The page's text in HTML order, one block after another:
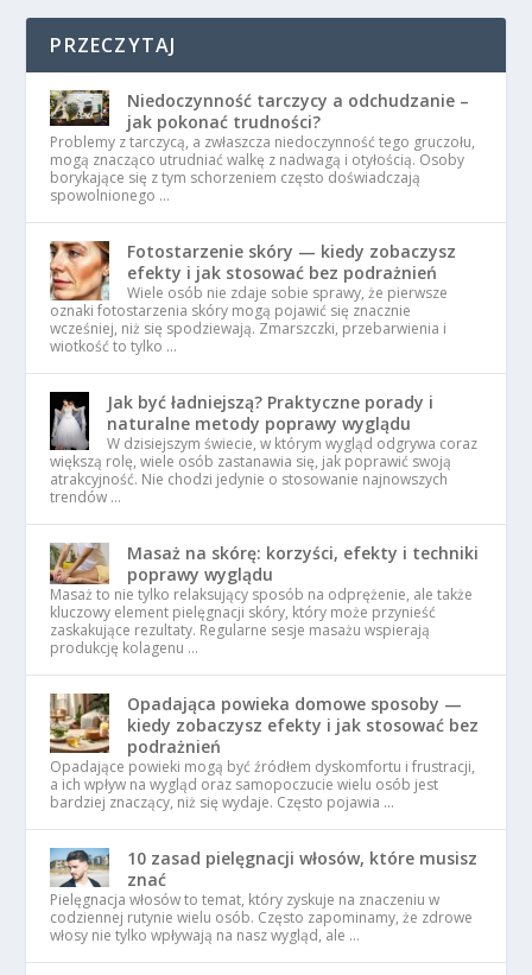
PRZECZYTAJ
Niedoczynność tarczycy a odchudzanie –
jak pokonać trudności?
Problemy z tarczycą, a zwłaszcza niedoczynność tego gruczołu,
mogą znacząco utrudniać walkę z nadwagą i otyłością. Osoby
borykające się z tym schorzeniem często doświadczają
spowolnionego …
Fotostarzenie skóry — kiedy zobaczysz
efekty i jak stosować bez podrażnień
Wiele osób nie zdaje sobie sprawy, że pierwsze
oznaki fotostarzenia skóry mogą pojawić się znacznie
wcześniej, niż się spodziewają. Zmarszczki, przebarwienia i
wiotkość to tylko …
Jak być ładniejszą? Praktyczne porady i
naturalne metody poprawy wyglądu
W dzisiejszym świecie, w którym wygląd odgrywa coraz
większą rolę, wiele osób zastanawia się, jak poprawić swoją
atrakcyjność. Nie chodzi jedynie o stosowanie najnowszych
trendów …
Masaż na skórę: korzyści, efekty i techniki
poprawy wyglądu
Masaż to nie tylko relaksujący sposób na odprężenie, ale także
kluczowy element pielęgnacji skóry, który może przynieść
zaskakujące rezultaty. Regularne sesje masażu wspierają
produkcję kolagenu …
Opadająca powieka domowe sposoby —
kiedy zobaczysz efekty i jak stosować bez
podrażnień
Opadające powieki mogą być źródłem dyskomfortu i frustracji,
a ich wpływ na wygląd oraz samopoczucie wielu osób jest
bardziej znaczący, niż się wydaje. Często pojawia …
10 zasad pielęgnacji włosów, które musisz
znać
Pielęgnacja włosów to temat, który zyskuje na znaczeniu w
codziennej rutynie wielu osób. Często zapominamy, że zdrowe
włosy nie tylko wpływają na nasz wygląd, ale …